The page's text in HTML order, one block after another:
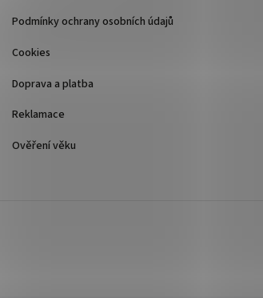
Podmínky ochrany osobních údajů
Cookies
Doprava a platba
Reklamace
Ověření věku